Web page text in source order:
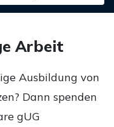
Arbeit
Ausbildung von
Dann spenden
gUG